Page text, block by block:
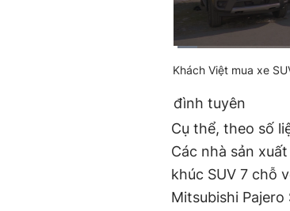
Khách Việt mua xe
đình tuyên
Cụ thể, theo số
Các nhà sản
khúc SUV 7 chỗ
Mitsubishi